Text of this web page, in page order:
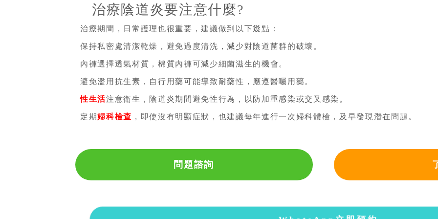
治療陰道炎要注意什麼?
治療期間，日常護理也很重要，建議做到以下幾點：
保持私密處清潔乾燥，避免過度清洗，減少對陰道菌群的破壞。
內褲選擇透氣材質，棉質內褲可減少細菌滋生的機會。
避免濫用抗生素，自行用藥可能導致耐藥性，應遵醫囑用藥。
性生活注意衛生，陰道炎期間避免性行為，以防加重感染或交叉感染。
定期婦科檢查 ，即使沒有明顯症狀，也建議每年進行一次婦科體檢，及早發現潛在問題。
問題諮詢